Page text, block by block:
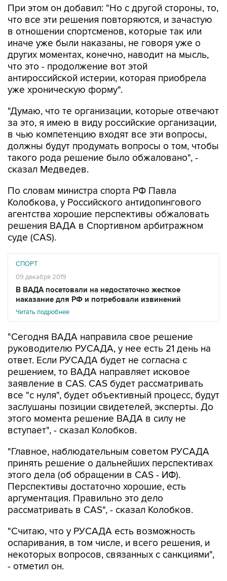
При этом он добавил: "Но с другой стороны, то,
что все эти решения повторяются, и зачастую
в отношении спортсменов, которые так или
иначе уже были наказаны, не говоря уже о
других моментах, конечно, наводит на мысль,
что это - продолжение вот этой
антироссийской истерии, которая приобрела
уже хроническую форму".
"Думаю, что те организации, которые отвечают
за это, я имею в виду российские организации,
в чью компетенцию входят все эти вопросы,
должны будут продумать вопросы о том, чтобы
такого рода решение было обжаловано", -
сказал Медведев.
По словам министра спорта РФ Павла
Колобкова, у Российского антидопингового
агентства хорошие перспективы обжаловать
решения ВАДА в Спортивном арбитражном
суде (CAS).
СПОРТ
09 декабря 2019
В ВАДА посетовали на недостаточно жесткое
наказание для РФ и потребовали извинений
Читать подробнее
"Сегодня ВАДА направила свое решение
руководителю РУСАДА, у нее есть 21 день на
ответ. Если РУСАДА будет не согласна с
решением, то ВАДА направляет исковое
заявление в CAS. CAS будет рассматривать
все "с нуля", будет объективный процесс, будут
заслушаны позиции свидетелей, эксперты. До
этого момента решение ВАДА в силу не
вступает", - сказал Колобков.
"Главное, наблюдательным советом РУСАДА
принять решение о дальнейших перспективах
этого дела (об обращении в CAS - ИФ).
Перспективы достаточно хорошие, есть
аргументация. Правильно это дело
рассматривать в CAS", - сказал Колобков.
"Считаю, что у РУСАДА есть возможность
оспаривания, в том числе, и всего решения, и
некоторых вопросов, связанных с санкциями",
- отметил он.